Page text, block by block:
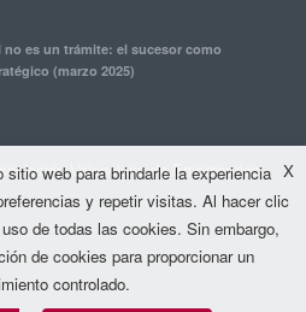
no es un trámite: el sucesor como
(marzo 2025)
Valenciana de Empresarios
X
web para brindarle la experiencia
y repetir visitas. Al hacer clic
de todas las cookies. Sin embargo,
de cookies para proporcionar un
controlado.